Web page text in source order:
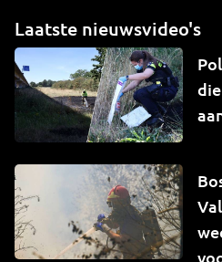
Laatste nieuwsvideo's